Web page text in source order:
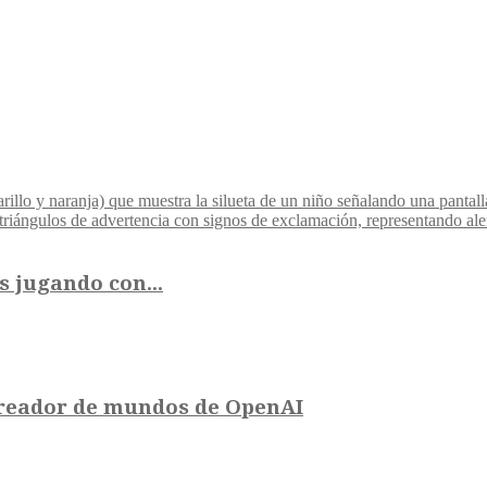
jugando con...
de mundos de OpenAI